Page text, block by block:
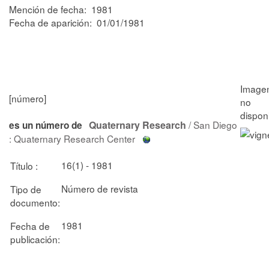
Mención de fecha: 1981
Fecha de aparición: 01/01/1981
[número]
es un número de Quaternary Research / San Diego
: Quaternary Research Center
Título :
16(1) - 1981
Tipo de
documento:
Número de revista
Fecha de
publicación:
1981